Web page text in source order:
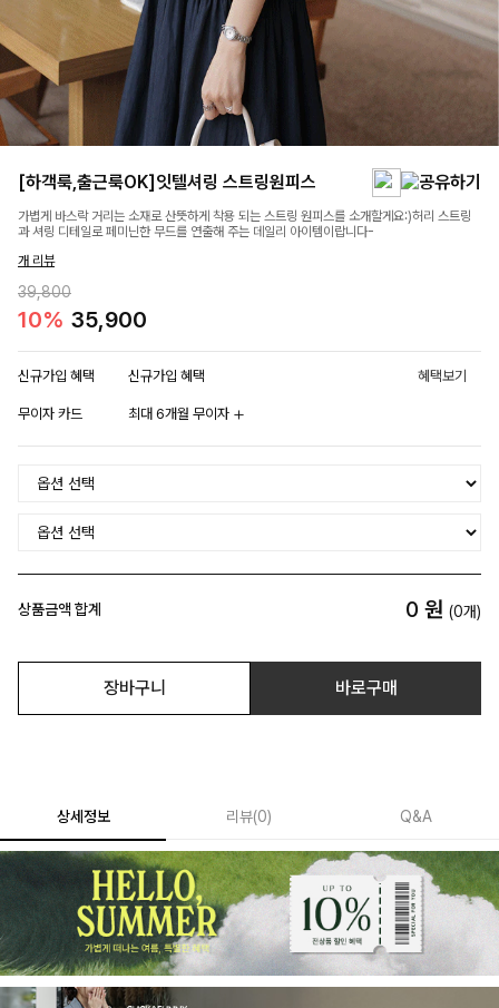
[하객룩,출근룩OK]잇텔셔링 스트링원피스
가볍게 바스락 거리는 소재로 산뜻하게 착용 되는 스트링 원피스를 소개할게요:)허리 스트링
과 셔링 디테일로 페미닌한 무드를 연출해 주는 데일리 아이템이랍니다-
개 리뷰
39,800
10% 35,900
신규가입 혜택 신규가입 혜택 혜택보기
무이자 카드 최대 6개월 무이자
상품금액 합계 0 원 (0개)
장바구니 바로구매
상세정보 리뷰(0) Q&A